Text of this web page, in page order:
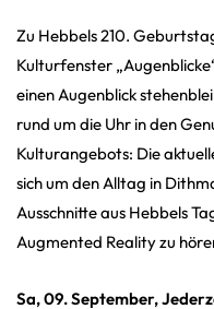
Zu Hebbels 210.
Kulturfenster
einen Augenblick
rund um die Uhr in den
Kulturangebots: Die
sich um den Alltag in
Ausschnitte aus Hebbels
Augmented Reality zu
Sa, 09. September,